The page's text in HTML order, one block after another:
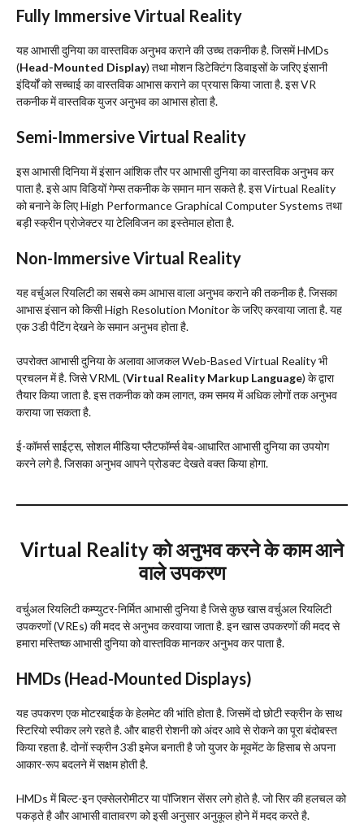
Fully Immersive Virtual Reality
यह आभासी दुनिया का वास्तविक अनुभव कराने की उच्च तकनीक है. जिसमें HMDs
(Head-Mounted Display) तथा मोशन डिटेक्टिंग डिवाइसों के जरिए इंसानी
इंदिर्यों को सच्चाई का वास्तविक आभास कराने का प्रयास किया जाता है. इस VR
तकनीक में वास्तविक युजर अनुभव का आभास होता है.
Semi-Immersive Virtual Reality
इस आभासी दिनिया में इंसान आंशिक तौर पर आभासी दुनिया का वास्तविक अनुभव कर
पाता है. इसे आप विडियों गेम्स तकनीक के समान मान सकते है. इस Virtual Reality
को बनाने के लिए High Performance Graphical Computer Systems तथा
बड़ी स्क्रीन प्रोजेक्टर या टेलिविजन का इस्तेमाल होता है.
Non-Immersive Virtual Reality
यह वर्चुअल रियलिटी का सबसे कम आभास वाला अनुभव कराने की तकनीक है. जिसका
आभास इंसान को किसी High Resolution Monitor के जरिए करवाया जाता है. यह
एक 3डी पैटिंग देखने के समान अनुभव होता है.
उपरोक्त आभासी दुनिया के अलावा आजकल Web-Based Virtual Reality भी
प्रचलन में है. जिसे VRML (Virtual Reality Markup Language) के द्वारा
तैयार किया जाता है. इस तकनीक को कम लागत, कम समय में अधिक लोगों तक अनुभव
कराया जा सकता है.
ई-कॉमर्स साईट्स, सोशल मीडिया प्लैटफॉर्म्स वेब-आधारित आभासी दुनिया का उपयोग
करने लगे है. जिसका अनुभव आपने प्रोडक्ट देखते वक्त किया होगा.
Virtual Realityको अनुभव करने के काम आने
वाले उपकरण
वर्चुअल रियलिटी कम्प्युटर-निर्मित आभासी दुनिया है जिसे कुछ खास वर्चुअल रियलिटी
उपकरणों (VREs) की मदद से अनुभव करवाया जाता है. इन खास उपकरणों की मदद से
हमारा मस्तिष्क आभासी दुनिया को वास्तविक मानकर अनुभव कर पाता है.
HMDs (Head-Mounted Displays)
यह उपकरण एक मोटरबाईक के हेलमेट की भांति होता है. जिसमें दो छोटी स्क्रीन के साथ
स्टिरियो स्पीकर लगे रहते है. और बाहरी रोशनी को अंदर आवे से रोकने का पूरा बंदोबस्त
किया रहता है. दोनों स्क्रीन 3डी इमेज बनाती है जो युजर के मूवमेंट के हिसाब से अपना
आकार-रूप बदलने में सक्षम होती है.
HMDs में बिल्ट-इन एक्सेलरोमीटर या पॉजिशन सेंसर लगे होते है. जो सिर की हलचल को
पकड़ते है और आभासी वातावरण को इसी अनुसार अनुकूल होने में मदद करते है.